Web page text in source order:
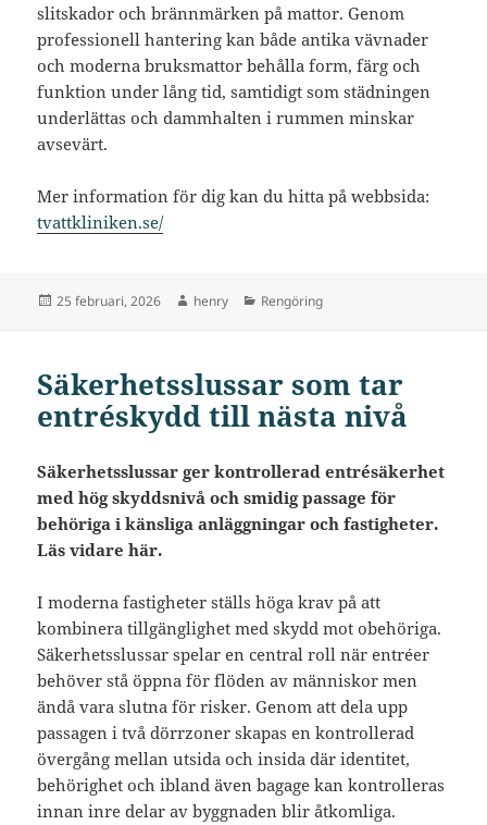
slitskador och brännmärken på mattor. Genom
professionell hantering kan både antika vävnader
och moderna bruksmattor behålla form, färg och
funktion under lång tid, samtidigt som städningen
underlättas och dammhalten i rummen minskar
avsevärt.
Mer information för dig kan du hitta på webbsida:
tvattkliniken.se/
Postat
25 februari, 2026 Författare
henry Kategorier
Rengöring
Säkerhetsslussar som tar
entréskydd till nästa nivå
Säkerhetsslussar ger kontrollerad entrésäkerhet
med hög skyddsnivå och smidig passage för
behöriga i känsliga anläggningar och fastigheter.
Läs vidare här.
I moderna fastigheter ställs höga krav på att
kombinera tillgänglighet med skydd mot obehöriga.
Säkerhetsslussar spelar en central roll när entréer
behöver stå öppna för flöden av människor men
ändå vara slutna för risker. Genom att dela upp
passagen i två dörrzoner skapas en kontrollerad
övergång mellan utsida och insida där identitet,
behörighet och ibland även bagage kan kontrolleras
innan inre delar av byggnaden blir åtkomliga.